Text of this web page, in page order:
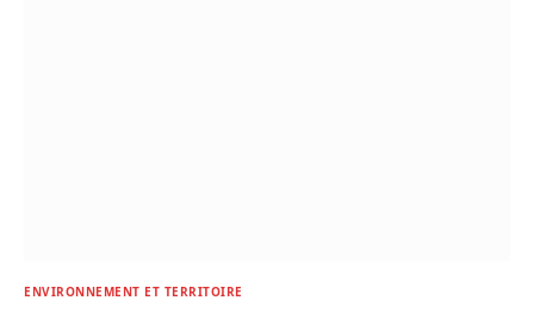
ENVIRONNEMENT ET TERRITOIRE